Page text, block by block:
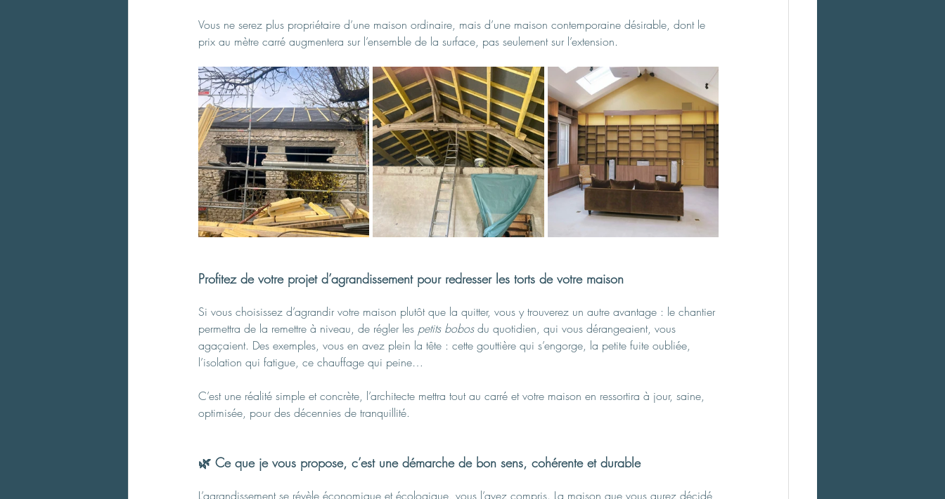
Vous ne serez plus propriétaire d’une maison ordinaire, mais d’une maison contemporaine désirable, dont le
prix au mètre carré augmentera sur l’ensemble de la surface, pas seulement sur l’extension.
Profitez de votre projet d’agrandissement pour redresser les torts de votre maison
Si vous choisissez d’agrandir votre maison plutôt que la quitter, vous y trouverez un autre avantage : le chantier
permettra de la remettre à niveau, de régler les petits bobos du quotidien, qui vous dérangeaient, vous
agaçaient. Des exemples, vous en avez plein la tête : cette gouttière qui s’engorge, la petite fuite oubliée,
l’isolation qui fatigue, ce chauffage qui peine…
C’est une réalité simple et concrète, l’architecte mettra tout au carré et votre maison en ressortira à jour, saine,
optimisée, pour des décennies de tranquillité.
🌿 Ce que je vous propose, c’est une démarche de bon sens, cohérente et durable
L’agrandissement se révèle économique et écologique, vous l’avez compris. La maison que vous aurez décidé